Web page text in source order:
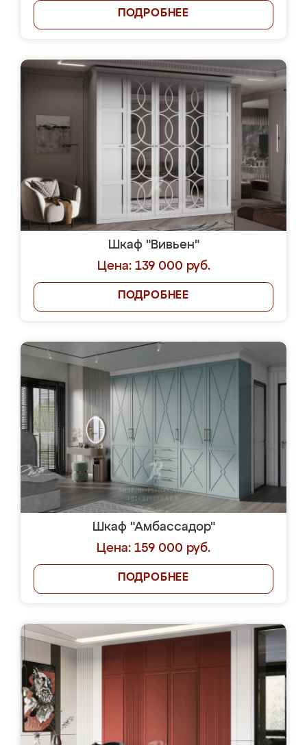
ПОДРОБНЕЕ
Шкаф "Вивьен"
Цена: 139 000 руб.
ПОДРОБНЕЕ
Шкаф "Амбассадор"
Цена: 159 000 руб.
ПОДРОБНЕЕ